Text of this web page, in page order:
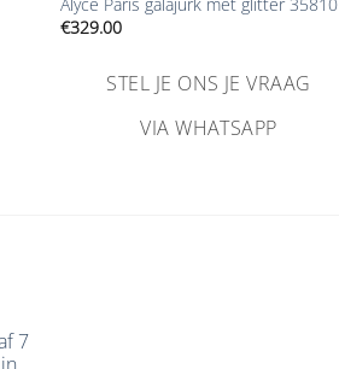
€329.00
STEL JE ONS JE VRAAG
VIA WHATSAPP
7